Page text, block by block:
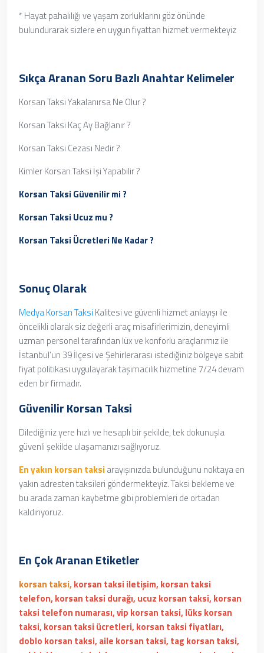
* Hayat pahalılığı ve yaşam zorluklarını göz önünde
bulundurarak sizlere en uygun fiyattan hizmet vermekteyiz
Sıkça Aranan Soru Bazlı Anahtar Kelimeler
Korsan Taksi Yakalanırsa Ne Olur ?
Korsan Taksi Kaç Ay Bağlanır ?
Korsan Taksi Cezası Nedir ?
Kimler Korsan Taksi İşi Yapabilir ?
Korsan Taksi Güvenilir mi ?
Korsan Taksi Ucuz mu ?
Korsan Taksi Ücretleri Ne Kadar ?
Sonuç Olarak
Medya Korsan Taksi Kalitesi ve güvenli hizmet anlayışı ile
öncelikli olarak siz değerli araç misafirlerimizin, deneyimli
uzman personel tarafından lüx ve konforlu araçlarımız ile
İstanbul’un 39 İlçesi ve Şehirlerarası istediğiniz bölgeye sabit
fiyat politikası uygulayarak taşımacılık hizmetine 7/24 devam
eden bir firmadır.
Güvenilir Korsan Taksi
Dilediğiniz yere hızlı ve hesaplı bir şekilde, tek dokunuşla
güvenli şekilde ulaşamanızı sağlıyoruz.
En yakın korsan taksi arayışınızda bulunduğunu noktaya en
yakın adresten taksileri göndermekteyiz. Taksi bekleme ve
bu arada zaman kaybetme gibi problemleri de ortadan
kaldırıyoruz.
En Çok Aranan Etiketler
korsan taksi, korsan taksi iletişim, korsan taksi
telefon, korsan taksi durağı, ucuz korsan taksi, korsan
taksi telefon numarası, vip korsan taksi, lüks korsan
taksi, korsan taksi ücretleri, korsan taksi fiyatları,
doblo korsan taksi, aile korsan taksi, tag korsan taksi,